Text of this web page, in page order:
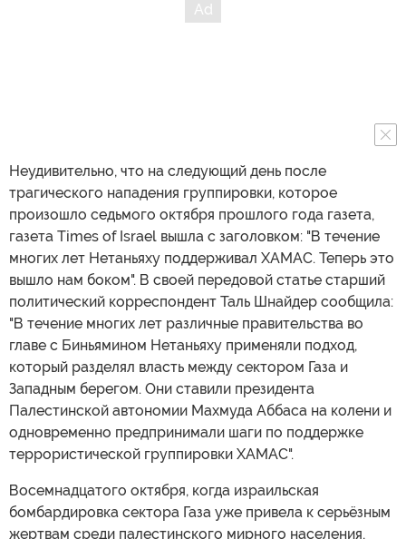
Неудивительно, что на следующий день после
трагического нападения группировки, которое
произошло седьмого октября прошлого года газета,
газета Times of Israel вышла с заголовком: "В течение
многих лет Нетаньяху поддерживал ХАМАС. Теперь это
вышло нам боком". В своей передовой статье старший
политический корреспондент Таль Шнайдер сообщила:
"В течение многих лет различные правительства во
главе с Биньямином Нетаньяху применяли подход,
который разделял власть между сектором Газа и
Западным берегом. Они ставили президента
Палестинской автономии Махмуда Аббаса на колени и
одновременно предпринимали шаги по поддержке
террористической группировки ХАМАС".
Восемнадцатого октября, когда израильская
бомбардировка сектора Газа уже привела к серьёзным
жертвам среди палестинского мирного населения,